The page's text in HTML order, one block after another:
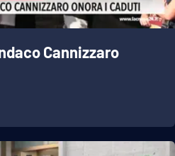
Cannizzaro